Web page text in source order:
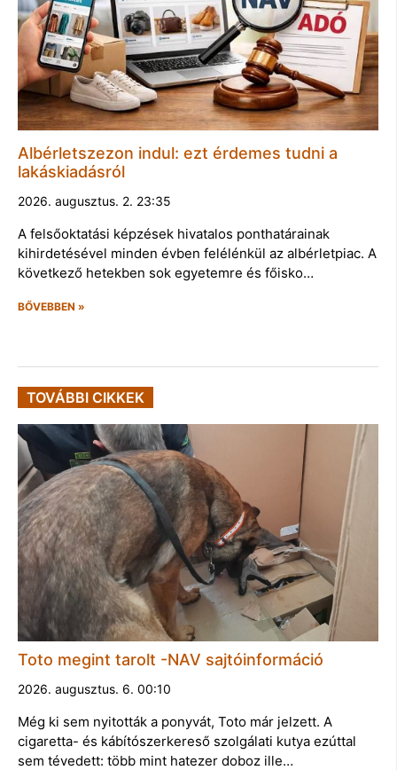
Albérletszezon indul: ezt érdemes tudni a
lakáskiadásról
2026. augusztus. 2. 23:35
A felsőoktatási képzések hivatalos ponthatárainak
kihirdetésével minden évben felélénkül az albérletpiac. A
következő hetekben sok egyetemre és főisko…
BŐVEBBEN »
TOVÁBBI CIKKEK
Toto megint tarolt -NAV sajtóinformáció
2026. augusztus. 6. 00:10
Még ki sem nyitották a ponyvát, Toto már jelzett. A
cigaretta- és kábítószerkereső szolgálati kutya ezúttal
sem tévedett: több mint hatezer doboz ille…